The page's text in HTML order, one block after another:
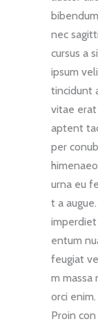
nec
cursus a
ipsum
tincidunt
vitae erat
aptent
per
urna eu
t a
entum
feugiat
m massa
orci
Proin